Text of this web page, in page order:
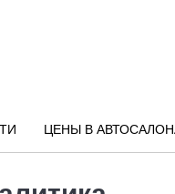
ЦЕНЫ В